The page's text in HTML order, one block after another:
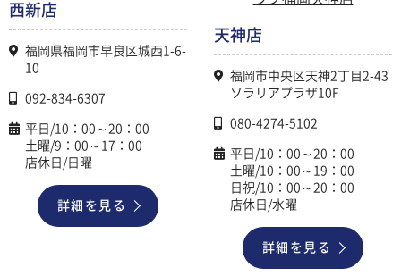
西新店
福岡県福岡市早良区城西1-6-
10
092-834-6307
平日/10：00～20：00
土曜/9：00～17：00
店休日/日曜
詳細を見る
天神店
福岡市中央区天神2丁目2-43
ソラリアプラザ10F
080-4274-5102
平日/10：00～20：00
土曜/10：00～19：00
日祝/10：00～20：00
店休日/水曜
詳細を見る